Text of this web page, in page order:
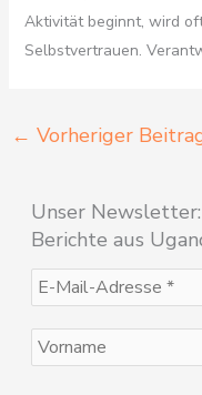
Aktivität beginnt, wird
Selbstvertrauen.
← Vorheriger
Unser
Berichte aus